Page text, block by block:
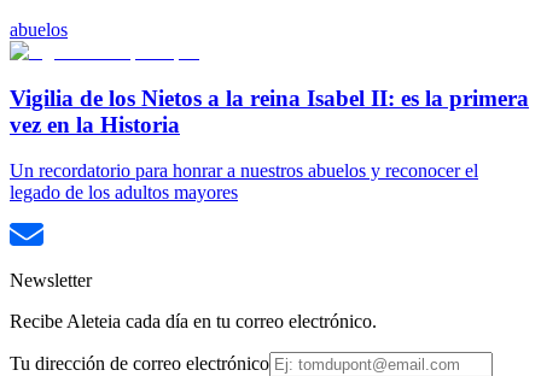
abuelos
Vigilia de los Nietos a la reina Isabel II: es la primera
vez en la Historia
Un recordatorio para honrar a nuestros abuelos y reconocer el
legado de los adultos mayores
Newsletter
Recibe Aleteia cada día en tu correo electrónico.
Tu dirección de correo electrónico